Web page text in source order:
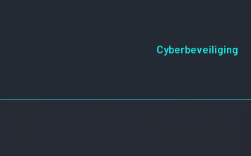
Cyberbeveiliging